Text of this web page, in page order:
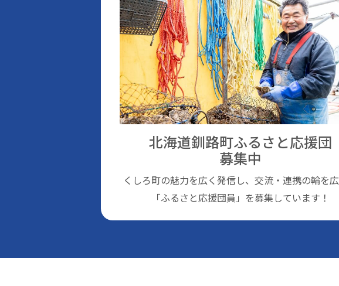
北海道釧路町ふるさと応援団
募集中
くしろ町の魅⼒を広く発信し、交流・連携の輪を
「ふるさと応援団員」を募集しています！